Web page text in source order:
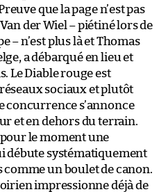
que la page n’est pas
der Wiel – piétiné lors de
– n’est plus là et Thomas
a débarqué en lieu et
Le Diable rouge est
sociaux et plutôt
concurrence s’annonce
et en dehors du terrain.
le moment une
débute systématiquement
comme un boulet de canon.
impressionne déjà de